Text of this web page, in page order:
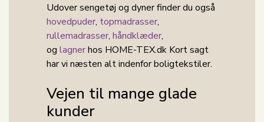
Udover sengetøj og dyner finder du også
hovedpuder, topmadrasser,
rullemadrasser, håndklæder,
og lagnerhos HOME-TEX.dk Kort sagt
har vi næsten alt indenfor boligtekstiler.
Vejen til mange glade
kunder